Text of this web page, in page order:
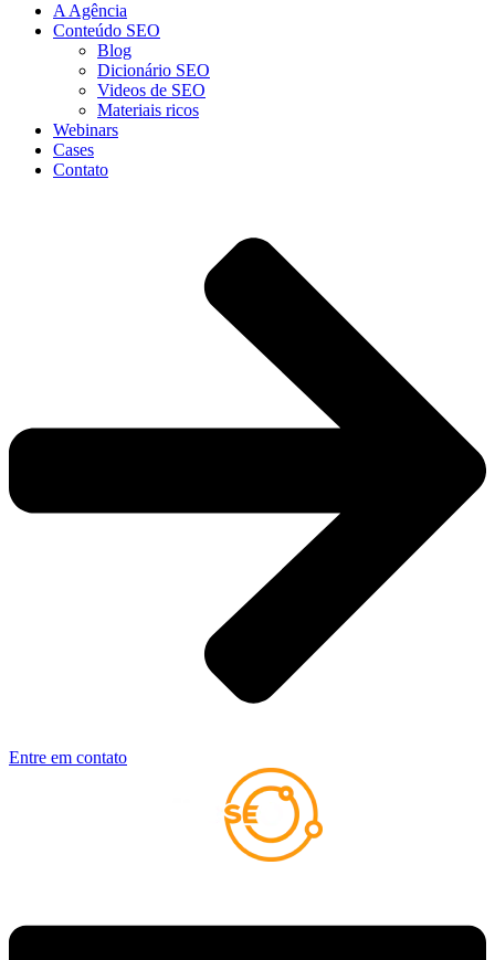
A Agência
Conteúdo SEO
Blog
Dicionário SEO
Videos de SEO
Materiais ricos
Webinars
Cases
Contato
Entre em contato